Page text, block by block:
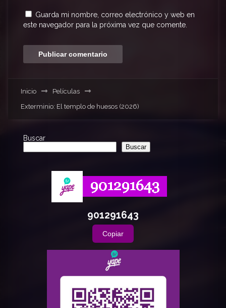
Guarda mi nombre, correo electrónico y web en
este navegador para la próxima vez que comente.
Inicio
Películas
Exterminio: El templo de huesos (2026)
Buscar
Buscar
901291643
Copiar